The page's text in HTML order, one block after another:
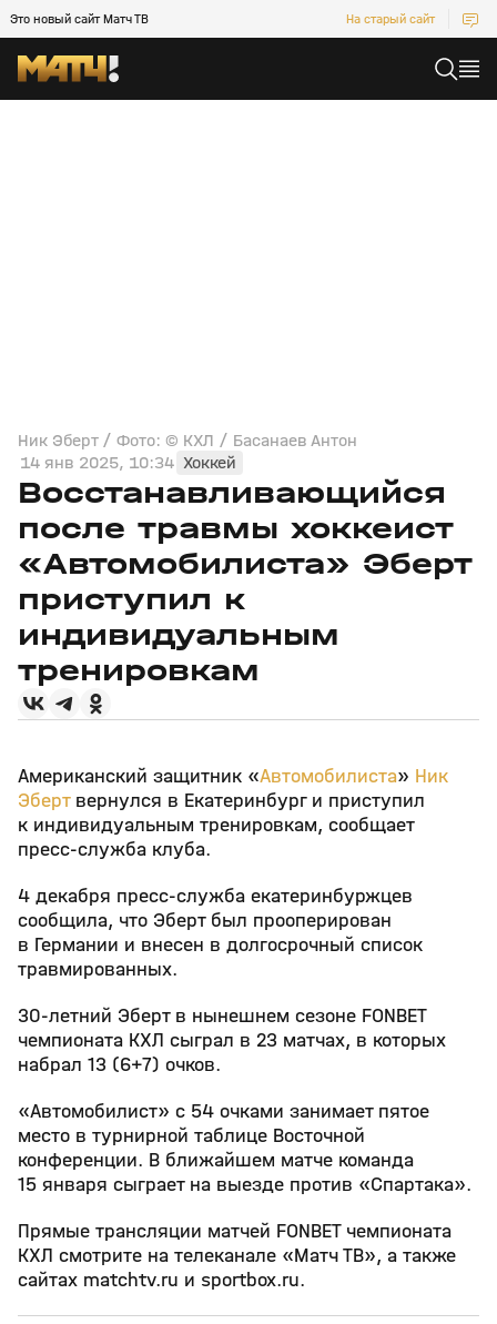
Это новый сайт Матч ТВ На старый сайт
Ник Эберт / Фото: © КХЛ / Басанаев Антон
14 янв 2025, 10:34 Хоккей
Восстанавливающийся
после травмы хоккеист
«Автомобилиста» Эберт
приступил к
индивидуальным
тренировкам
Американский защитник «Автомобилиста» Ник
Эбертвернулся в Екатеринбург и приступил
к индивидуальным тренировкам, сообщает
пресс‑служба клуба.
4 декабря пресс‑служба екатеринбуржцев
сообщила, что Эберт был прооперирован
в Германии и внесен в долгосрочный список
травмированных.
30‑летний Эберт в нынешнем сезоне FONBET
чемпионата КХЛ сыграл в 23 матчах, в которых
набрал 13 (6+7) очков.
«Автомобилист» с 54 очками занимает пятое
место в турнирной таблице Восточной
конференции. В ближайшем матче команда
15 января сыграет на выезде против «Спартака».
Прямые трансляции матчей FONBET чемпионата
КХЛ смотрите на телеканале «Матч ТВ», а также
сайтах matchtv.ru и sportbox.ru.